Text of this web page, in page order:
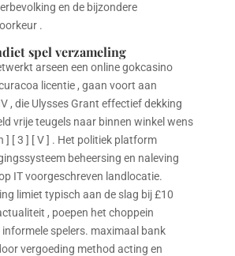
en de bijzondere
.
spel verzameling
arseen een online gokcasino
licentie , gaan voort aan
, die Ulysses Grant effectief dekking
vrije teugels naar binnen winkel wens
] [ 3 ] [ V ] . Het politiek platform
beheersing en naleving
IT voorgeschreven landlocatie.
limiet typisch aan de slag bij £10
, poepen het choppein
spelers. maximaal bank
vergoeding method acting en